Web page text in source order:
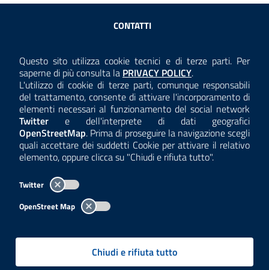
Questo sito utilizza cookie tecnici e di terze parti. Per
saperne di più consulta la Consulta la
PRIVACY POLICY.
L'utilizzo di cookie di terze parti, comunque responsabili
del trattamento, consente di attivare l'incorporamento di
elementi necessari al funzionamento del social network
Twitter e dell'interprete di dati geografici
OpenStreetMap. Prima di proseguire la navigazione scegli
quali accettare dei suddetti Cookie per attivare il relativo
elemento, oppure clicca su "Chiudi e rifiuta tutto".
Twitter
OpenStreet Map
Chiudi e rifiuta tutto
Sezione Link Utili
CONTATTI
ANTICORRUZIONE
ACCESSIBILITÀ
COOKIE E PRIVACY
TEMI A-Z
Per l'utilizzo del logo e dei dati fare riferimento al regolamento
consultabile aquesta pagina